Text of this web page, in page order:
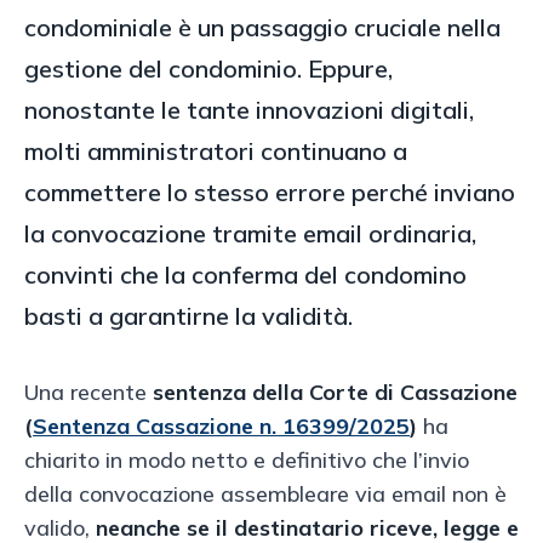
condominiale è un passaggio cruciale nella
gestione del condominio. Eppure,
nonostante le tante innovazioni digitali,
molti amministratori continuano a
commettere lo stesso errore perché inviano
la convocazione tramite email ordinaria,
convinti che la conferma del condomino
basti a garantirne la validità.
Una recente sentenza della Corte di Cassazione
(Sentenza Cassazione n. 16399/2025) ha
chiarito in modo netto e definitivo che l’invio
della convocazione assembleare via email non è
valido, neanche se il destinatario riceve, legge e